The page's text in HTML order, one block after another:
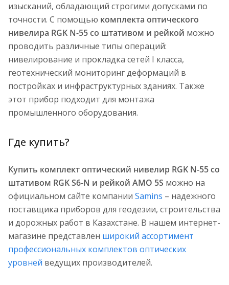
изысканий, обладающий строгими допусками по
точности. С помощью комплекта оптического
нивелира RGK N-55 со штативом и рейкой можно
проводить различные типы операций:
нивелирование и прокладка сетей I класса,
геотехнический мониторинг деформаций в
постройках и инфраструктурных зданиях. Также
этот прибор подходит для монтажа
промышленного оборудования.
Где купить?
Купить комплект оптический нивелир RGK N-55 со
штативом RGK S6-N и рейкой AMO 5S можно на
официальном сайте компании Samins – надежного
поставщика приборов для геодезии, строительства
и дорожных работ в Казахстане. В нашем интернет-
магазине представлен широкий ассортимент
профессиональных комплектов оптических
уровней ведущих производителей.